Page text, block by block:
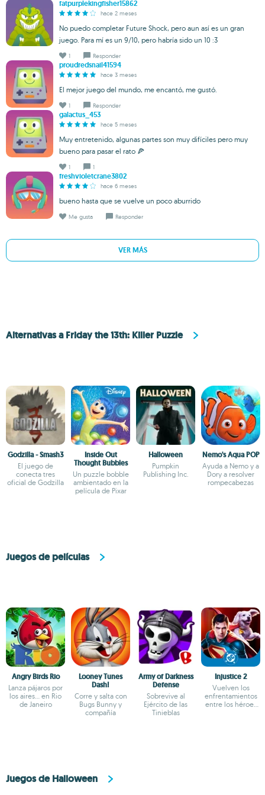
fatpurplekingfisher15862
hace 2 meses
No puedo completar Future Shock, pero aun así es un gran
juego. Para mí es un 9/10, pero habría sido un 10 :3
1 Responder
proudredsnail41594
hace 3 meses
El mejor juego del mundo, me encantó, me gustó.
1 Responder
galactus_453
hace 5 meses
Muy entretenido, algunas partes son muy difíciles pero muy
bueno para pasar el rato 🍕
1 1
freshvioletcrane3802
hace 6 meses
bueno hasta que se vuelve un poco aburrido
Me gusta Responder
VER MÁS
Alternativas a Friday the 13th: Killer Puzzle
Godzilla - Smash3
El juego de
conecta tres
oficial de Godzilla
Inside Out
Thought Bubbles
Un puzzle bobble
ambientado en la
película de Pixar
Halloween
Pumpkin
Publishing Inc.
Nemo's Aqua POP
Ayuda a Nemo y a
Dory a resolver
rompecabezas
Juegos de películas
Angry Birds Rio
Lanza pájaros por
los aires... en Rio
de Janeiro
Looney Tunes
Dash!
Corre y salta con
Bugs Bunny y
compañía
Army of Darkness
Defense
Sobrevive al
Ejército de las
Tinieblas
Injustice 2
Vuelven los
enfrentamientos
entre los héroes
Juegos de Halloween